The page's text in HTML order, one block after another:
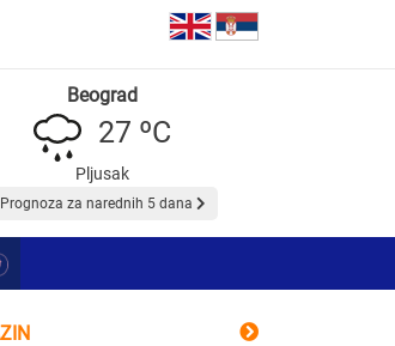
Beograd
27 ºC
Pljusak
Prognoza za narednih 5 dana